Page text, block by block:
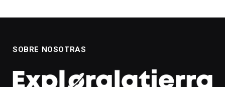
SOBRE NOSOTRAS